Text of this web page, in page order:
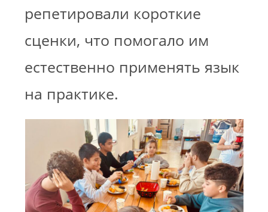
репетировали короткие
сценки, что помогало им
естественно применять язык
на практике.